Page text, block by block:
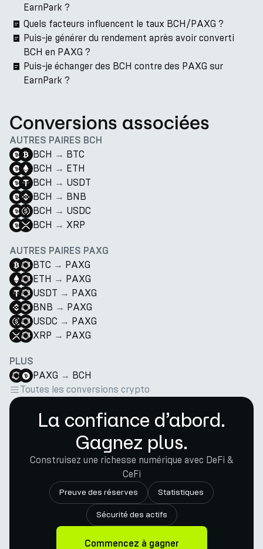
EarnPark ?
Quels facteurs influencent le taux BCH/PAXG ?
Puis-je générer du rendement après avoir converti
BCH en PAXG ?
Puis-je échanger des BCH contre des PAXG sur
EarnPark ?
Conversions associées
AUTRES PAIRES BCH
BCH → BTC
BCH → ETH
BCH → USDT
BCH → BNB
BCH → USDC
BCH → XRP
AUTRES PAIRES PAXG
BTC → PAXG
ETH → PAXG
USDT → PAXG
BNB → PAXG
USDC → PAXG
XRP → PAXG
PLUS
PAXG → BCH
Toutes les conversions crypto
La confiance d’abord.
Gagnez plus.
Construisez une richesse numérique avec DeFi &
CeFi
Preuve des réserves Statistiques
Sécurité des actifs
Commencez à gagner